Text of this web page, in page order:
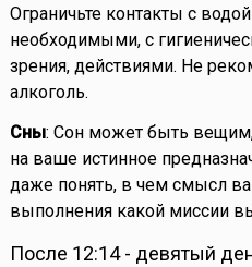
Ограничьте контакты с
необходимыми, с
зрения, действиями. Не
алкоголь.
Сны: Сон может быть
на ваше истинное
даже понять, в чем смысл
выполнения какой миссии
После 12:14 - девятый